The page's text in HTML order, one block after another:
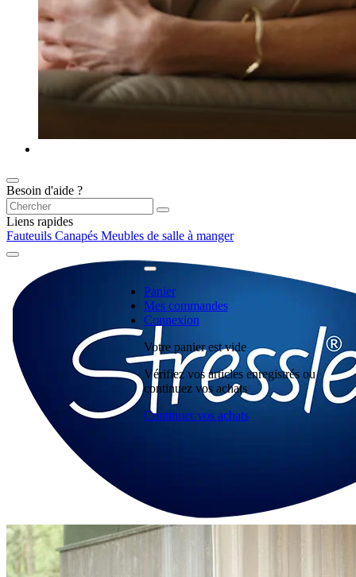
Besoin d'aide ?
Liens rapides
Fauteuils Canapés Meubles de salle à manger
Panier
Mes commandes
Connexion
Votre panier est vide
Vérifiez vos articles enregistrés ou
continuez vos achats
Continuer vos achats